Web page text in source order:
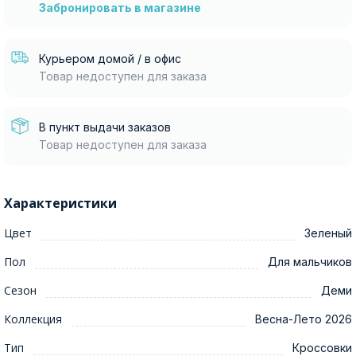
Забронировать в магазине
Курьером домой / в офис
Товар недоступен для заказа
В пункт выдачи заказов
Товар недоступен для заказа
Характеристики
Цвет Зеленый
Пол Для мальчиков
Сезон Деми
Коллекция Весна-Лето 2026
Тип Кроссовки